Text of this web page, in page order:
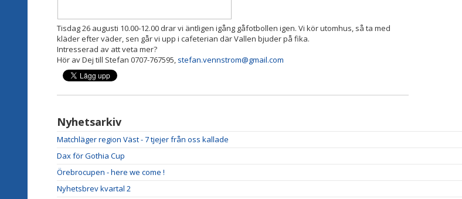
Tisdag 26 augusti 10.00-12.00 drar vi äntligen igång gåfotbollen igen. Vi kör utomhus, så ta med
kläder efter väder, sen går vi upp i cafeterian där Vallen bjuder på fika.
Intresserad av att veta mer?
Hör av Dej till Stefan 0707-767595, stefan.vennstrom@gmail.com
Nyhetsarkiv
Matchläger region Väst - 7 tjejer från oss kallade
Dax för Gothia Cup
Örebrocupen - here we come !
Nyhetsbrev kvartal 2